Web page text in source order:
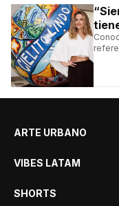
ARTE URBANO
VIBES LATAM
SHORTS